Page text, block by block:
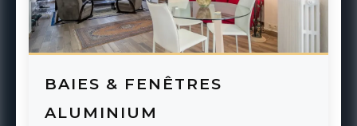
BAIES & FENÊTRES
ALUMINIUM